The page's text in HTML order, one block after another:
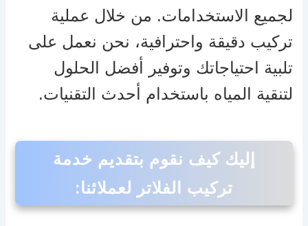
لجميع الاستخدامات. من خلال عملية
تركيب دقيقة واحترافية، نحن نعمل على
تلبية احتياجاتك وتوفير أفضل الحلول
لتنقية المياه باستخدام أحدث التقنيات.
إليك كيف نقوم بتقديم خدمة
تركيب الفلاتر لعملائنا: